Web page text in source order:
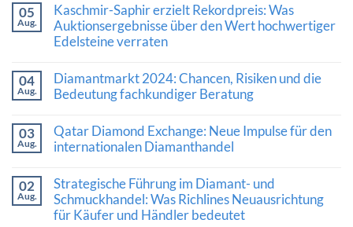
05
Aug.
Kaschmir-Saphir erzielt Rekordpreis: Was
Auktionsergebnisse über den Wert hochwertiger
Edelsteine verraten
zu
Kaschmir-
Saphir
Rekordpreis:
Was
Auktionsergebnisse
Wert
hochwertiger
Edelsteine
verraten
04
Aug.
Diamantmarkt 2024: Chancen, Risiken und die
Bedeutung fachkundiger Beratung
zu
Diamantmarkt
2024:
Risiken
und
die
Bedeutung
fachkundiger
03
Aug.
Qatar Diamond Exchange: Neue Impulse für den
internationalen Diamanthandel
zu
Qatar
Diamond
Exchange:
02
Aug.
Strategische Führung im Diamant- und
Schmuckhandel: Was Richlines Neuausrichtung
für Käufer und Händler bedeutet